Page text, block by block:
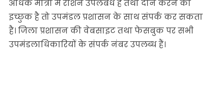
अधिक मात्रा में राशन उपलबध है तथा दान करने का
इच्छुक है तो उपमंडल प्रशासन के साथ संपर्क कर सकता
है। जिला प्रशासन की वेबसाइट तथा फेसबुक पर सभी
उपमंडलाधिकारियों के संपर्क नंबर उपलब्ध हैं।